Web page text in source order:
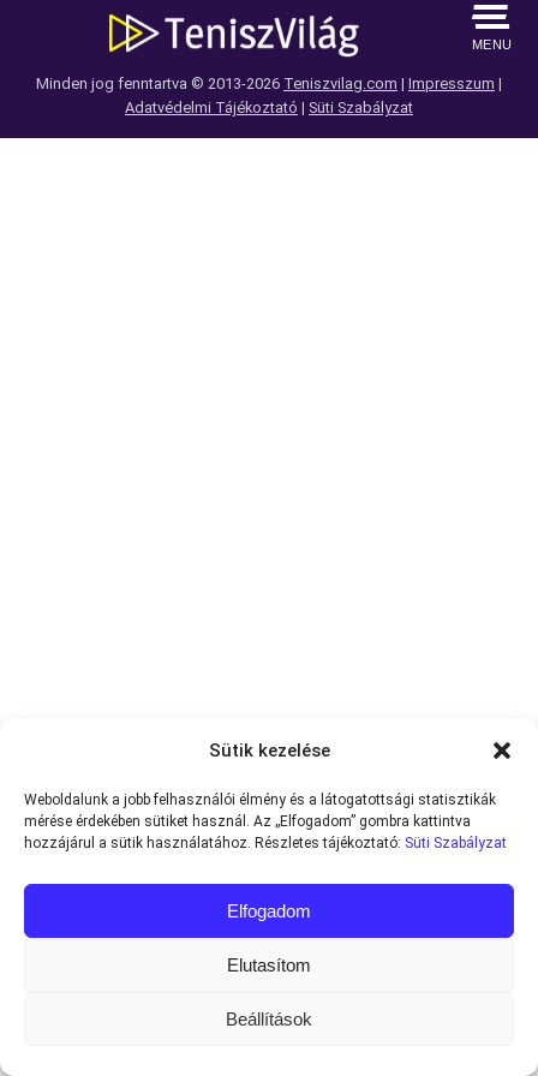
Sütik kezelése
Weboldalunk a jobb felhasználói élmény és a látogatottsági statisztikák
mérése érdekében sütiket használ. Az „Elfogadom” gombra kattintva
hozzájárul a sütik használatához. Részletes tájékoztató: Süti Szabályzat
Elfogadom
Elutasítom
Beállítások
MENU
Minden jog fenntartva © 2013-2026 Teniszvilag.com | Impresszum |
Adatvédelmi Tájékoztató | Süti Szabályzat